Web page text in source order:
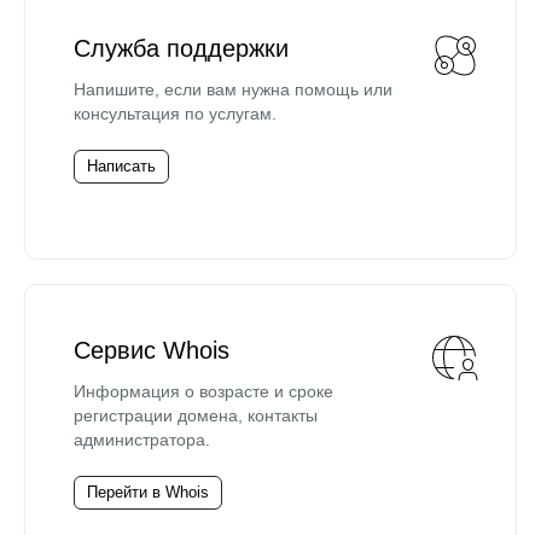
Служба поддержки
Напишите, если вам нужна помощь или
консультация по услугам.
Написать
Сервис Whois
Информация о возрасте и сроке
регистрации домена, контакты
администратора.
Перейти в Whois